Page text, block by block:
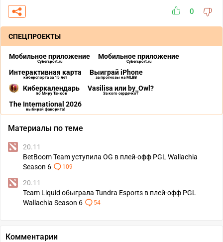
0
СПЕЦПРОЕКТЫ
Мобильное приложение
Cybersport.ru
Мобильное приложение
Cybersport.ru
Интерактивная карта
киберспорта за 15 лет
Выиграй iPhone
за прогнозы на MLBB
Киберкалендарь
по Миру Танков
Vasilisa или by_Owl?
За кого сердечко?
The International 2026
выбирай фаворита!
Материалы по теме
20.11
BetBoom Team уступила OG в плей-офф PGL Wallachia
Season 6
109
20.11
Team Liquid обыграла Tundra Esports в плей-офф PGL
Wallachia Season 6
54
Комментарии